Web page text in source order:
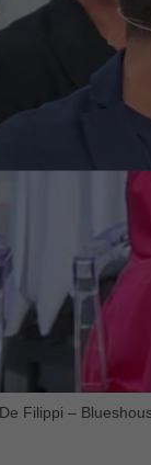
Filippi –